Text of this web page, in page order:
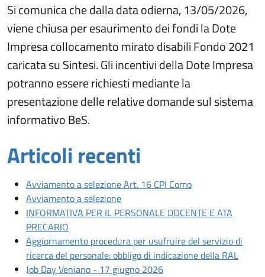
Si comunica che dalla data odierna, 13/05/2026,
viene chiusa per esaurimento dei fondi la Dote
Impresa collocamento mirato disabili Fondo 2021
caricata su Sintesi. Gli incentivi della Dote Impresa
potranno essere richiesti mediante la
presentazione delle relative domande sul sistema
informativo BeS.
Articoli recenti
Articoli recenti
Avviamento a selezione Art. 16 CPI ComoApri articolo:
Avviamento a selezioneApri articolo: Avviamento a
INFORMATIVA PER IL PERSONALE DOCENTE E ATA
PRECARIO
Aggiornamento procedura per usufruire del servizio di
ricerca del personale: obbligo di indicazione della RALApri
Job Day Veniano - 17 giugno 2026Apri articolo: Job Day